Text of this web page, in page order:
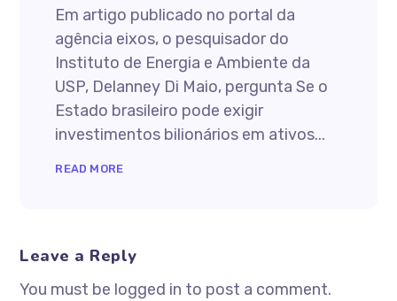
Em artigo publicado no portal da
agência eixos, o pesquisador do
Instituto de Energia e Ambiente da
USP, Delanney Di Maio, pergunta Se o
Estado brasileiro pode exigir
investimentos bilionários em ativos...
READ MORE
Leave a Reply
You must be logged in to post a comment.